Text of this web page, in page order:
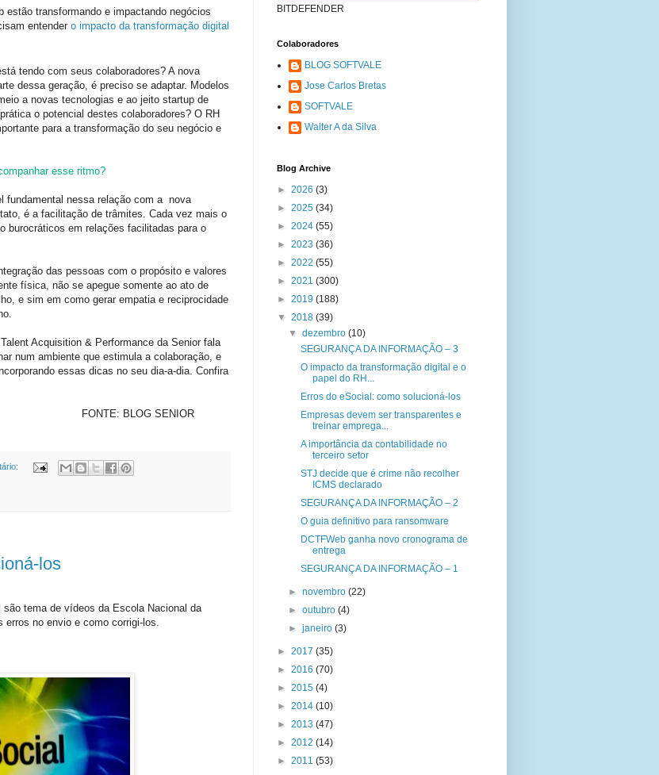
estão transformando e impactando negócios
entender o impacto da transformação digital
tendo com seus colaboradores? A nova
dessa geração, é preciso se adaptar. Modelos
a novas tecnologias e ao jeito startup de
prática o potencial destes colaboradores? O RH
para a transformação do seu negócio e
esse ritmo?
fundamental nessa relação com a nova
é a facilitação de trâmites. Cada vez mais o
burocráticos em relações facilitadas para o
das pessoas com o propósito e valores
física, não se apegue somente ao ato de
e sim em como gerar empatia e reciprocidade
Acquisition & Performance da Senior fala
num ambiente que estimula a colaboração, e
essas dicas no seu dia-a-dia. Confira
SENIOR
los
tema de vídeos da Escola Nacional da
erros no envio e como corrigi-los.
BITDEFENDER
Colaboradores
BLOG SOFTVALE
Jose Carlos Bretas
SOFTVALE
Walter A da Silva
Blog Archive
► 2026 (3)
► 2025 (34)
► 2024 (55)
► 2023 (36)
► 2022 (55)
► 2021 (300)
► 2019 (188)
▼ 2018 (39)
▼dezembro(10)
SEGURANÇA DA INFORMAÇÃO – 3
O impacto da transformação digital e o
papel do RH...
Erros do eSocial: como solucioná-los
Empresas devem ser transparentes e
treinar emprega...
A importância da contabilidade no
terceiro setor
STJ decide que é crime não recolher
ICMS declarado
SEGURANÇA DA INFORMAÇÃO – 2
O guia definitivo para ransomware
DCTFWeb ganha novo cronograma de
entrega
SEGURANÇA DA INFORMAÇÃO – 1
►novembro(22)
►outubro(4)
►janeiro(3)
► 2017 (35)
► 2016 (70)
► 2015 (4)
► 2014 (10)
► 2013 (47)
► 2012 (14)
► 2011 (53)